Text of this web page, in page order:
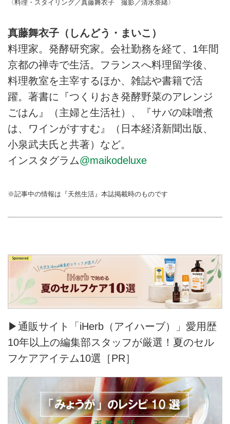
〈料理・スタイリング／真藤舞衣子 撮影／清水奈緒〉
真藤舞衣子（しんどう・まいこ）
料理家。発酵研究家。会社勤務を経て、1年間
京都の禅寺で生活。フランスへ料理留学後、
料理教室を主宰するほか、雑誌や書籍で活
躍。著書に『つくりおき発酵野菜のアレンジ
ごはん』（主婦と生活社）、『サバの味噌煮
は、ワインがすすむ』（日本経済新聞出版、
小泉武夫氏と共著）など。
インスタグラム@maikodeluxe
※記事中の情報は『天然生活』本誌掲載時のものです
▶通販サイト「iHerb（アイハーブ）」愛用歴
10年以上の編集部スタッフが厳選！夏のセル
フケアアイテム10選［PR］